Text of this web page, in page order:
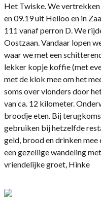
Het Twiske. We
en 09.19 uit Heiloo en in
111 vanaf perron D. We
Oostzaan. Vandaar lopen
waar we met een
lekker kopje koffie (met
met de klok mee om het
soms over vlonders door
van ca. 12 kilometer.
broodje eten. Bij
gebruiken bij hetzelfde
geld, brood en drinken mee
een gezellige wandeling
vriendelijke groet, Hinke